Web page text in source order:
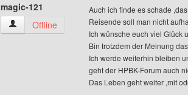
magic-121
magic-121 Benutzer-Profile anzeigen
Offline
Auch ich finde es schade
Reisende soll man nicht
Ich wünsche euch viel Glück
Bin trotzdem der Meinung
Ich werde weiterhin bleiben
geht der HPBK-Forum auch
Das Leben geht weiter ,mit